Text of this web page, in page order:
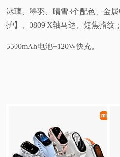
冰璃、墨羽、晴雪3个配色、金
护】、0809 X轴马达、短焦指纹；
5500mAh电池+120W快充。